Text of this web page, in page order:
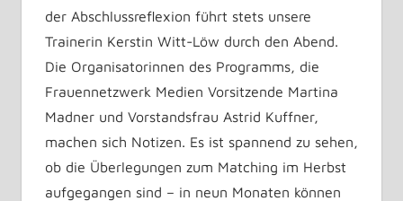
der Abschlussreflexion führt stets unsere
Trainerin Kerstin Witt-Löw durch den Abend.
Die Organisatorinnen des Programms, die
Frauennetzwerk Medien Vorsitzende Martina
Madner und Vorstandsfrau Astrid Kuffner,
machen sich Notizen. Es ist spannend zu sehen,
ob die Überlegungen zum Matching im Herbst
aufgegangen sind – in neun Monaten können